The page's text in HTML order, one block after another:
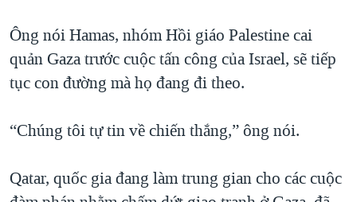
Ông nói Hamas, nhóm Hồi giáo Palestine cai
quản Gaza trước cuộc tấn công của Israel, sẽ tiếp
tục con đường mà họ đang đi theo.
“Chúng tôi tự tin về chiến thắng,” ông nói.
Qatar, quốc gia đang làm trung gian cho các cuộc